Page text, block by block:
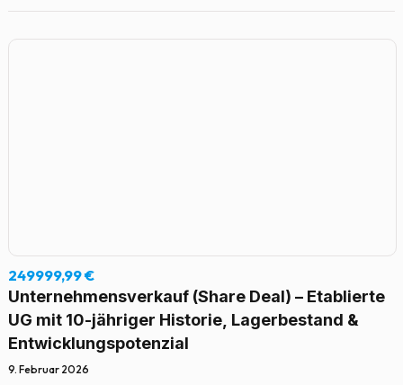
249999,99 €
Unternehmensverkauf (Share Deal) – Etablierte
UG mit 10-jähriger Historie, Lagerbestand &
Entwicklungspotenzial
9. Februar 2026